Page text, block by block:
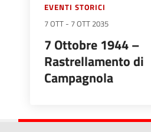
EVENTI STORICI
7 OTT - 7 OTT 2035
7 Ottobre 1944 –
Rastrellamento di
Campagnola